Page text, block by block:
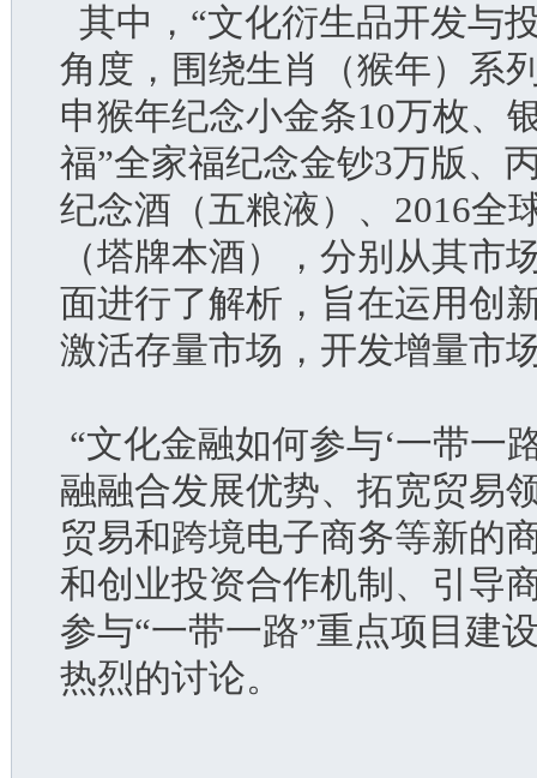
其中，“文化衍生品开发与
角度，围绕生肖（猴年）系
申猴年纪念小金条10万枚、
福”全家福纪念金钞3万版、
纪念酒（五粮液）、2016全
（塔牌本酒），分别从其市
面进行了解析，旨在运用创
激活存量市场，开发增量市
“文化金融如何参与‘一带一
融融合发展优势、拓宽贸易
贸易和跨境电子商务等新的
和创业投资合作机制、引导
参与“一带一路”重点项目建
热烈的讨论。